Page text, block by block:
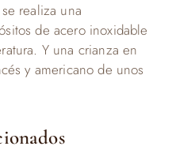
realiza una
de acero inoxidable
Y una crianza en
y americano de unos